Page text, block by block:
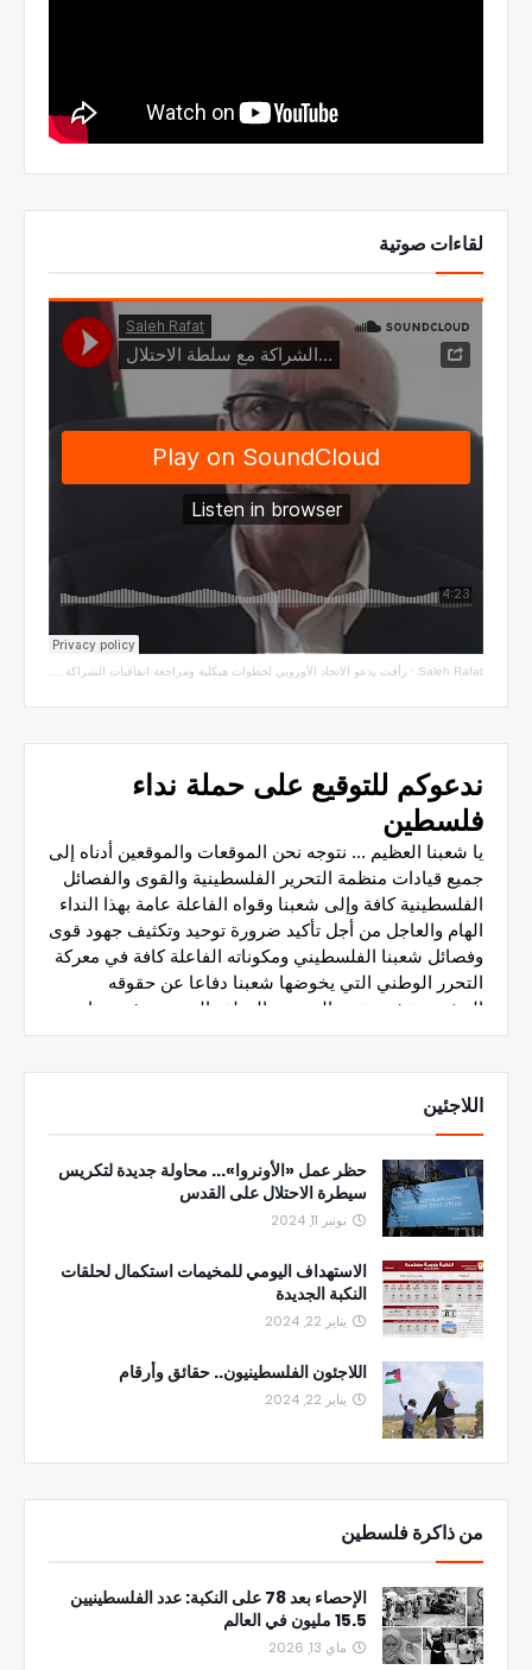
لقاءات صوتية
Saleh Rafat
· رأفت يدعو الاتحاد الأوروبي لخطوات هيكلية ومراجعة اتفاقيات الشراكة مع سلطة الاحتلال
اللاجئين
حظر عمل «الأونروا»... محاولة جديدة لتكريس
سيطرة الاحتلال على القدس
نونبر 11, 2024
الاستهداف اليومي للمخيمات استكمال لحلقات
النكبة الجديدة
يناير 22, 2024
اللاجئون الفلسطينيون.. حقائق وأرقام
يناير 22, 2024
من ذاكرة فلسطين
الإحصاء بعد 78 على النكبة: عدد الفلسطينيين
15.5 مليون في العالم
ماي 13, 2026